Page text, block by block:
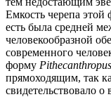
Емкость черепа
есть была средней
человекообразной
современного
форму
прямоходящим, так
свидетельствовало